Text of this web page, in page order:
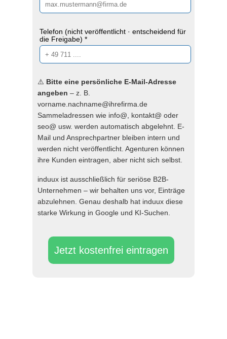
Telefon (nicht veröffentlicht · entscheidend für
die Freigabe) *
Jetzt kostenfrei eintragen
⚠️ Bitte eine persönliche E-Mail-Adresse
angeben – z. B.
vorname.nachname@ihrefirma.de
Sammeladressen wie info@, kontakt@ oder
seo@ usw. werden automatisch abgelehnt. E-
Mail und Ansprechpartner bleiben intern und
werden nicht veröffentlicht. Agenturen können
ihre Kunden eintragen, aber nicht sich selbst.
induux ist ausschließlich für seriöse B2B-
Unternehmen – wir behalten uns vor, Einträge
abzulehnen. Genau deshalb hat induux diese
starke Wirkung in Google und KI-Suchen.